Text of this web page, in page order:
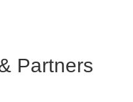
Partners